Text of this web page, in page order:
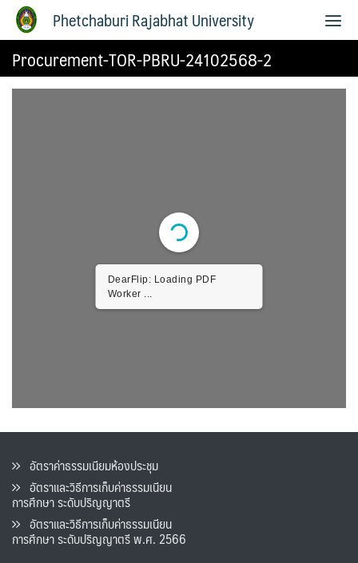
Phetchaburi Rajabhat University
Procurement-TOR-PBRU-24102568-2
DearFlip: Loading PDF
Worker ...
อัตราค่าธรรมเนียมห้องประชุม
อัตราและวิธีการเก็บค่าธรรมเนียน
การศึกษา ระดับปริญญาตรี
อัตราและวิธีการเก็บค่าธรรมเนียน
การศึกษา ระดับปริญญาตรี พ.ศ. 2566